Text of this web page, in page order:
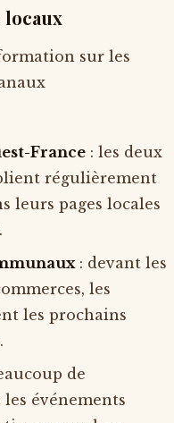
sur les
France : les deux
régulièrement
leurs pages locales
: devant les
les
les prochains
de
événements